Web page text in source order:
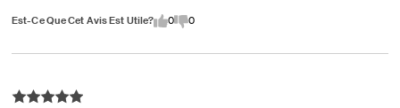
Est-Ce Que Cet Avis Est Utile? 0 0